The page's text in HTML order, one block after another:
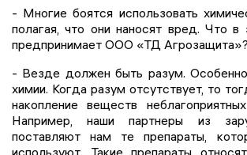
- Многие боятся использовать
полагая, что они наносят вред. Что в
предпринимает ООО «ТД Агрозащита»?
- Везде должен быть разум.
химии. Когда разум отсутствует, то
накопление веществ
Например, наши партнеры из
поставляют нам те препараты,